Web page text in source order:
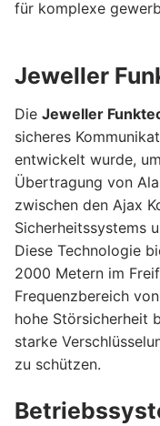
für komplexe
Jeweller
Die Jeweller
sicheres
entwickelt wurde,
Übertragung von
zwischen den Ajax
Sicherheitssystems
Diese Technologie
2000 Metern im
Frequenzbereich
hohe Störsicherheit
starke
zu schützen.